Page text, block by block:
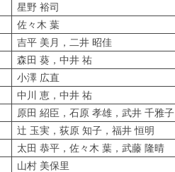
星野 裕司
佐々木 葉
吉平 美月，二井 昭佳
森田 葵，中井 祐
小澤 広直
中川 恵，中井 祐
原田 紹臣，石原 孝雄，武井 千雅子
辻 玉実，荻原 知子，福井 恒明
太田 恭平，佐々木 葉，武藤 隆晴
山村 美保里